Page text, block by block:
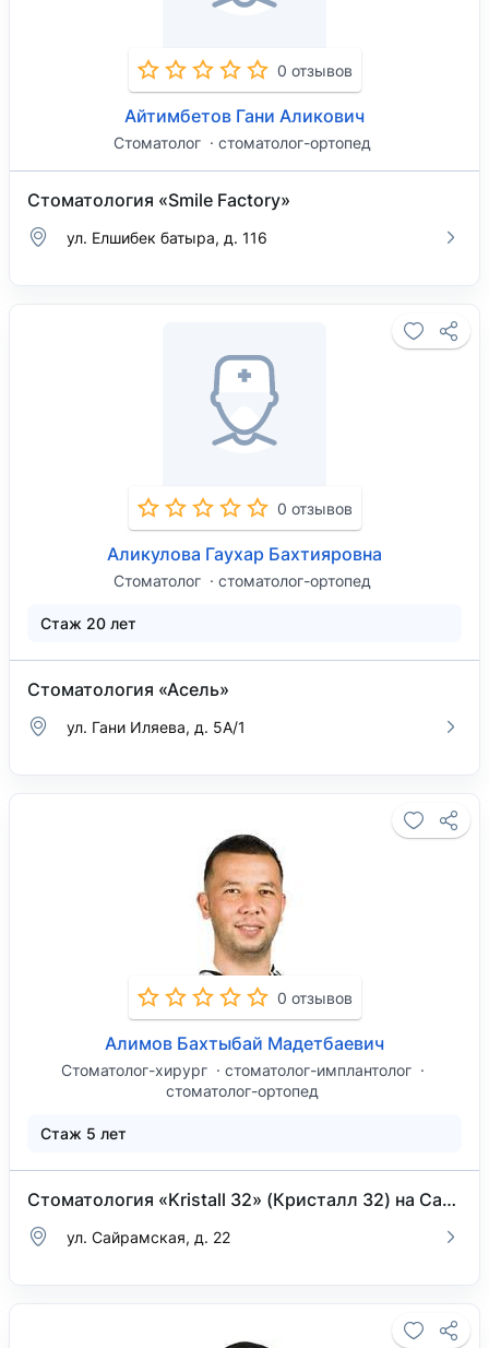
0 отзывов
Айтимбетов Гани Аликович
Стоматолог стоматолог-ортопед
Стоматология «Smile Factory»
ул. Елшибек батыра, д. 116
0 отзывов
Аликулова Гаухар Бахтияровна
Стоматолог стоматолог-ортопед
Стаж 20 лет
Стоматология «Асель»
ул. Гани Иляева, д. 5А/1
0 отзывов
Алимов Бахтыбай Мадетбаевич
Стоматолог-хирург
стоматолог-имплантолог
стоматолог-ортопед
Стаж 5 лет
Стоматология «Kristall 32» (Кристалл 32) на Сайрамской
ул. Сайрамская, д. 22